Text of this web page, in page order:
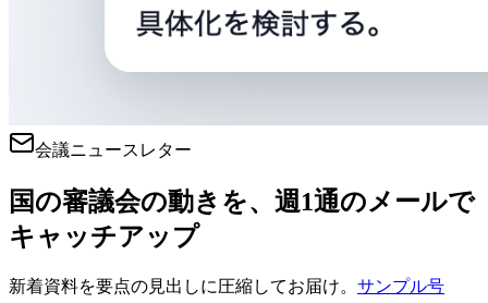
会議ニュースレター
国の審議会の動きを、週1通のメールで
キャッチアップ
新着資料を要点の見出しに圧縮してお届け。 サンプル号